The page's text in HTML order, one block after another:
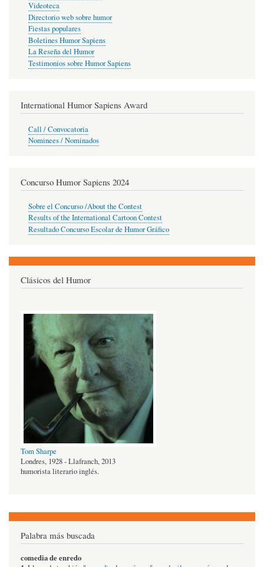
Videoteca
Directorio web sobre humor
Fiestas populares
Boletines Humor Sapiens
La Reseña del Humor
Testimonios sobre Humor Sapiens
International Humor Sapiens Award
Call / Convocatoria
Nominees / Nominados
Concurso Humor Sapiens 2024
Sobre el Concurso /About the Contest
Results of the International Cartoon Contest
Resultado Concurso Escolar de Humor Gráfico
Clásicos del Humor
Tom Sharpe
Londres, 1928 - Llafranch, 2013
humorista literario inglés.
Palabra más buscada
comedia de enredo